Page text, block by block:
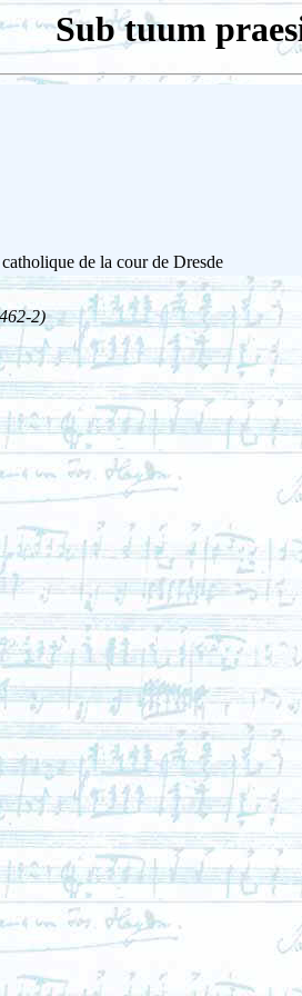
Sub tuum
de la cour de Dresde
2)